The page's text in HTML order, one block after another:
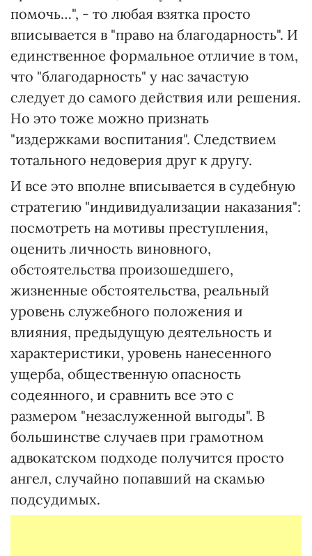
помочь…", - то любая взятка просто
вписывается в "право на благодарность". И
единственное формальное отличие в том,
что "благодарность" у нас зачастую
следует до самого действия или решения.
Но это тоже можно признать
"издержками воспитания". Следствием
тотального недоверия друг к другу.
И все это вполне вписывается в судебную
стратегию "индивидуализации наказания":
посмотреть на мотивы преступления,
оценить личность виновного,
обстоятельства произошедшего,
жизненные обстоятельства, реальный
уровень служебного положения и
влияния, предыдущую деятельность и
характеристики, уровень нанесенного
ущерба, общественную опасность
содеянного, и сравнить все это с
размером "незаслуженной выгоды". В
большинстве случаев при грамотном
адвокатском подходе получится просто
ангел, случайно попавший на скамью
подсудимых.